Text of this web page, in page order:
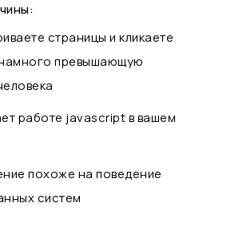
страницы и кликаете
превышающую
работе javascript в вашем
похоже на поведение
систем